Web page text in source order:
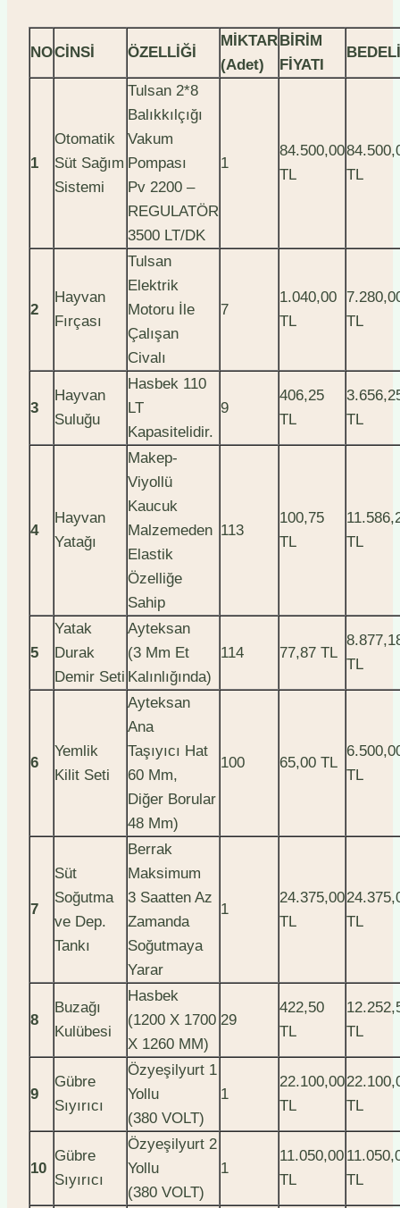
NOCİNSİ ÖZELLİĞİ
MİKTAR
(Adet)
BİRİM
FİYATI
BEDELİ
1
Otomatik
Süt Sağım
Sistemi
Tulsan 2*8
Balıkkılçığı
Vakum
Pompası
Pv 2200 –
REGULATÖR
3500 LT/DK
1
84.500,00
TL
TL
2
Hayvan
Fırçası
Tulsan
Elektrik
Motoru İle
Çalışan
Civalı
7
1.040,00
TL
TL
3
Hayvan
Suluğu
Hasbek 110
LT
Kapasitelidir.
9
406,25
TL
TL
4
Hayvan
Yatağı
Makep-
Viyollü
Kaucuk
Malzemeden
Elastik
Özelliğe
Sahip
113
100,75
TL
TL
5
Yatak
Durak
Demir Seti
Ayteksan
(3 Mm Et
Kalınlığında)
114 77,87 TL
TL
6
Yemlik
Kilit Seti
Ayteksan
Ana
Taşıyıcı Hat
60 Mm,
Diğer Borular
48 Mm)
100 65,00 TL
TL
7
Süt
Soğutma
ve Dep.
Tankı
Berrak
Maksimum
3 Saatten Az
Zamanda
Soğutmaya
Yarar
1
24.375,00
TL
TL
8
Buzağı
Kulübesi
Hasbek
(1200 X 1700
X 1260 MM)
29
422,50
TL
TL
9
Gübre
Sıyırıcı
Özyeşilyurt 1
Yollu
(380 VOLT)
1
22.100,00
TL
TL
10
Gübre
Sıyırıcı
Özyeşilyurt 2
Yollu
(380 VOLT)
1
11.050,00
TL
TL